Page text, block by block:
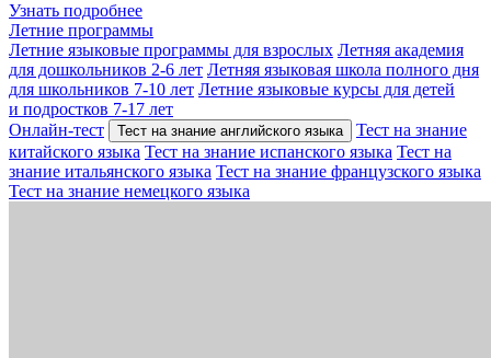
Узнать подробнее
Летние программы
Летние языковые программы для взрослых Летняя академия
для дошкольников 2-6 лет Летняя языковая школа полного дня
для школьников 7-10 лет Летние языковые курсы для детей
и подростков 7-17 лет
Онлайн-тест
Тест на знание английского языка
Тест на знание
китайского языка Тест на знание испанского языка Тест на
знание итальянского языка Тест на знание французского языка
Тест на знание немецкого языка